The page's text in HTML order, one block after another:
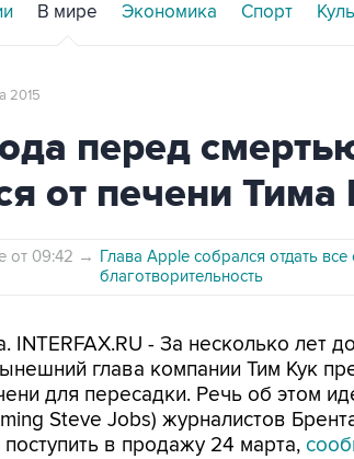
В мире Экономика Спорт
2015
перед
от печени Тима
от 09:42 → Глава Apple собрался отдать все
благотворительность
INTERFAX.RU - За несколько лет
глава компании Тим Кук
для пересадки. Речь об этом
Steve Jobs) журналистов
в продажу 24 марта,